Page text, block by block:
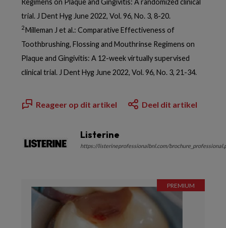
trial. J Dent Hyg June 2022, Vol. 96, No. 3, 8-20.
2Milleman J et al.: Comparative Effectiveness of
Toothbrushing, Flossing and Mouthrinse Regimens on
Plaque and Gingivitis: A 12-week virtually supervised
clinical trial. J Dent Hyg June 2022, Vol. 96, No. 3, 21-34.
Reageer op dit artikel Deel dit artikel
Listerine
https://listerineprofessionalbnl.com/